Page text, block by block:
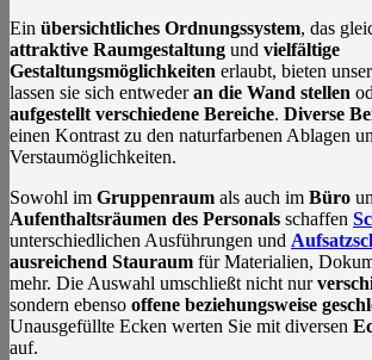
Ein übersichtliches Ordnungssystem, das
attraktive Raumgestaltung und vielfältige
Gestaltungsmöglichkeiten erlaubt, bieten
lassen sie sich entwederan die Wand stellen
aufgestellt verschiedene Bereiche. Diverse
einen Kontrast zu den naturfarbenen Ablagen
Verstaumöglichkeiten.
Sowohl im Gruppenraum als auch im Büro
Aufenthaltsräumen des Personals schaffen
unterschiedlichen Ausführungen und
ausreichend Stauraum für Materialien,
mehr. Die Auswahl umschließt nicht nur
sondern ebenso offene beziehungsweise
Unausgefüllte Ecken werten Sie mit diversen
auf.